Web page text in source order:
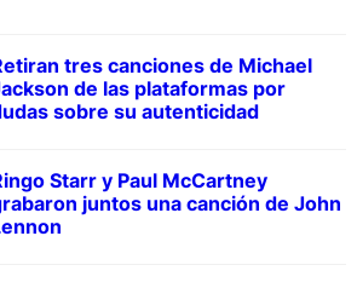
tres canciones de Michael
de las plataformas por
sobre su autenticidad
Starr y Paul McCartney
juntos una canción de John